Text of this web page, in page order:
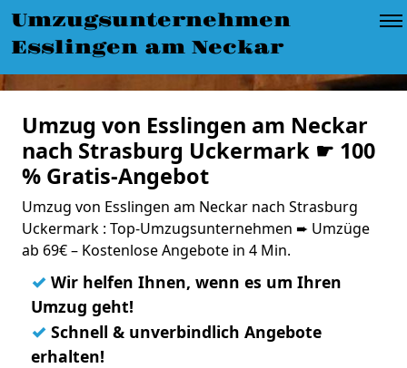
Umzugsunternehmen
Esslingen am Neckar
Umzug von Esslingen am Neckar
nach Strasburg Uckermark ☛ 100
% Gratis-Angebot
Umzug von Esslingen am Neckar nach Strasburg
Uckermark : Top-Umzugsunternehmen ➨ Umzüge
ab 69€ – Kostenlose Angebote in 4 Min.
✓ Wir helfen Ihnen, wenn es um Ihren
Umzug geht!
✓ Schnell & unverbindlich Angebote
erhalten!